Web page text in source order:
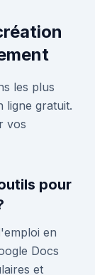
les plus
ligne gratuit.
vos
pour
en
Docs
et